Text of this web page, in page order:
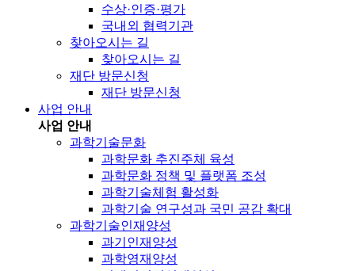
수상·인증·평가
국내외 협력기관
찾아오시는 길
찾아오시는 길
재단 방문신청
재단 방문신청
사업 안내
사업 안내
과학기술문화
과학문화 추진주체 육성
과학문화 정책 및 플랫폼 조성
과학기술체험 활성화
과학기술 연구성과 국민 공감 확대
과학기술인재양성
과기인재양성
과학영재양성